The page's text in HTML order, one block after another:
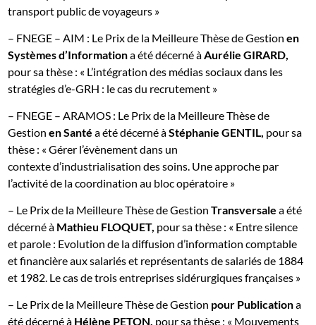
transport public de voyageurs »
– FNEGE – AIM : Le Prix de la Meilleure Thèse de Gestionen
Systèmes d’Informationa été décerné àAurélie GIRARD,
pour sa thèse : « L’intégration des médias sociaux dans les
stratégies d’e-GRH : le cas du recrutement »
– FNEGE – ARAMOS : Le Prix de la Meilleure Thèse de
Gestionen Santé a été décerné àStéphanie GENTIL, pour sa
thèse : « Gérer l’évènement dans un
contexte d’industrialisation des soins. Une approche par
l’activité de la coordination au bloc opératoire »
– Le Prix de la Meilleure Thèse de GestionTransversale a été
décerné à Mathieu FLOQUET, pour sa thèse : « Entre silence
et parole : Evolution de la diffusion d’information comptable
et financière aux salariés et représentants de salariés de 1884
et 1982. Le cas de trois entreprises sidérurgiques françaises »
– Le Prix de la Meilleure Thèse de Gestion pour Publicationa
été décerné à Hélène PETON, pour sa thèse : « Mouvements